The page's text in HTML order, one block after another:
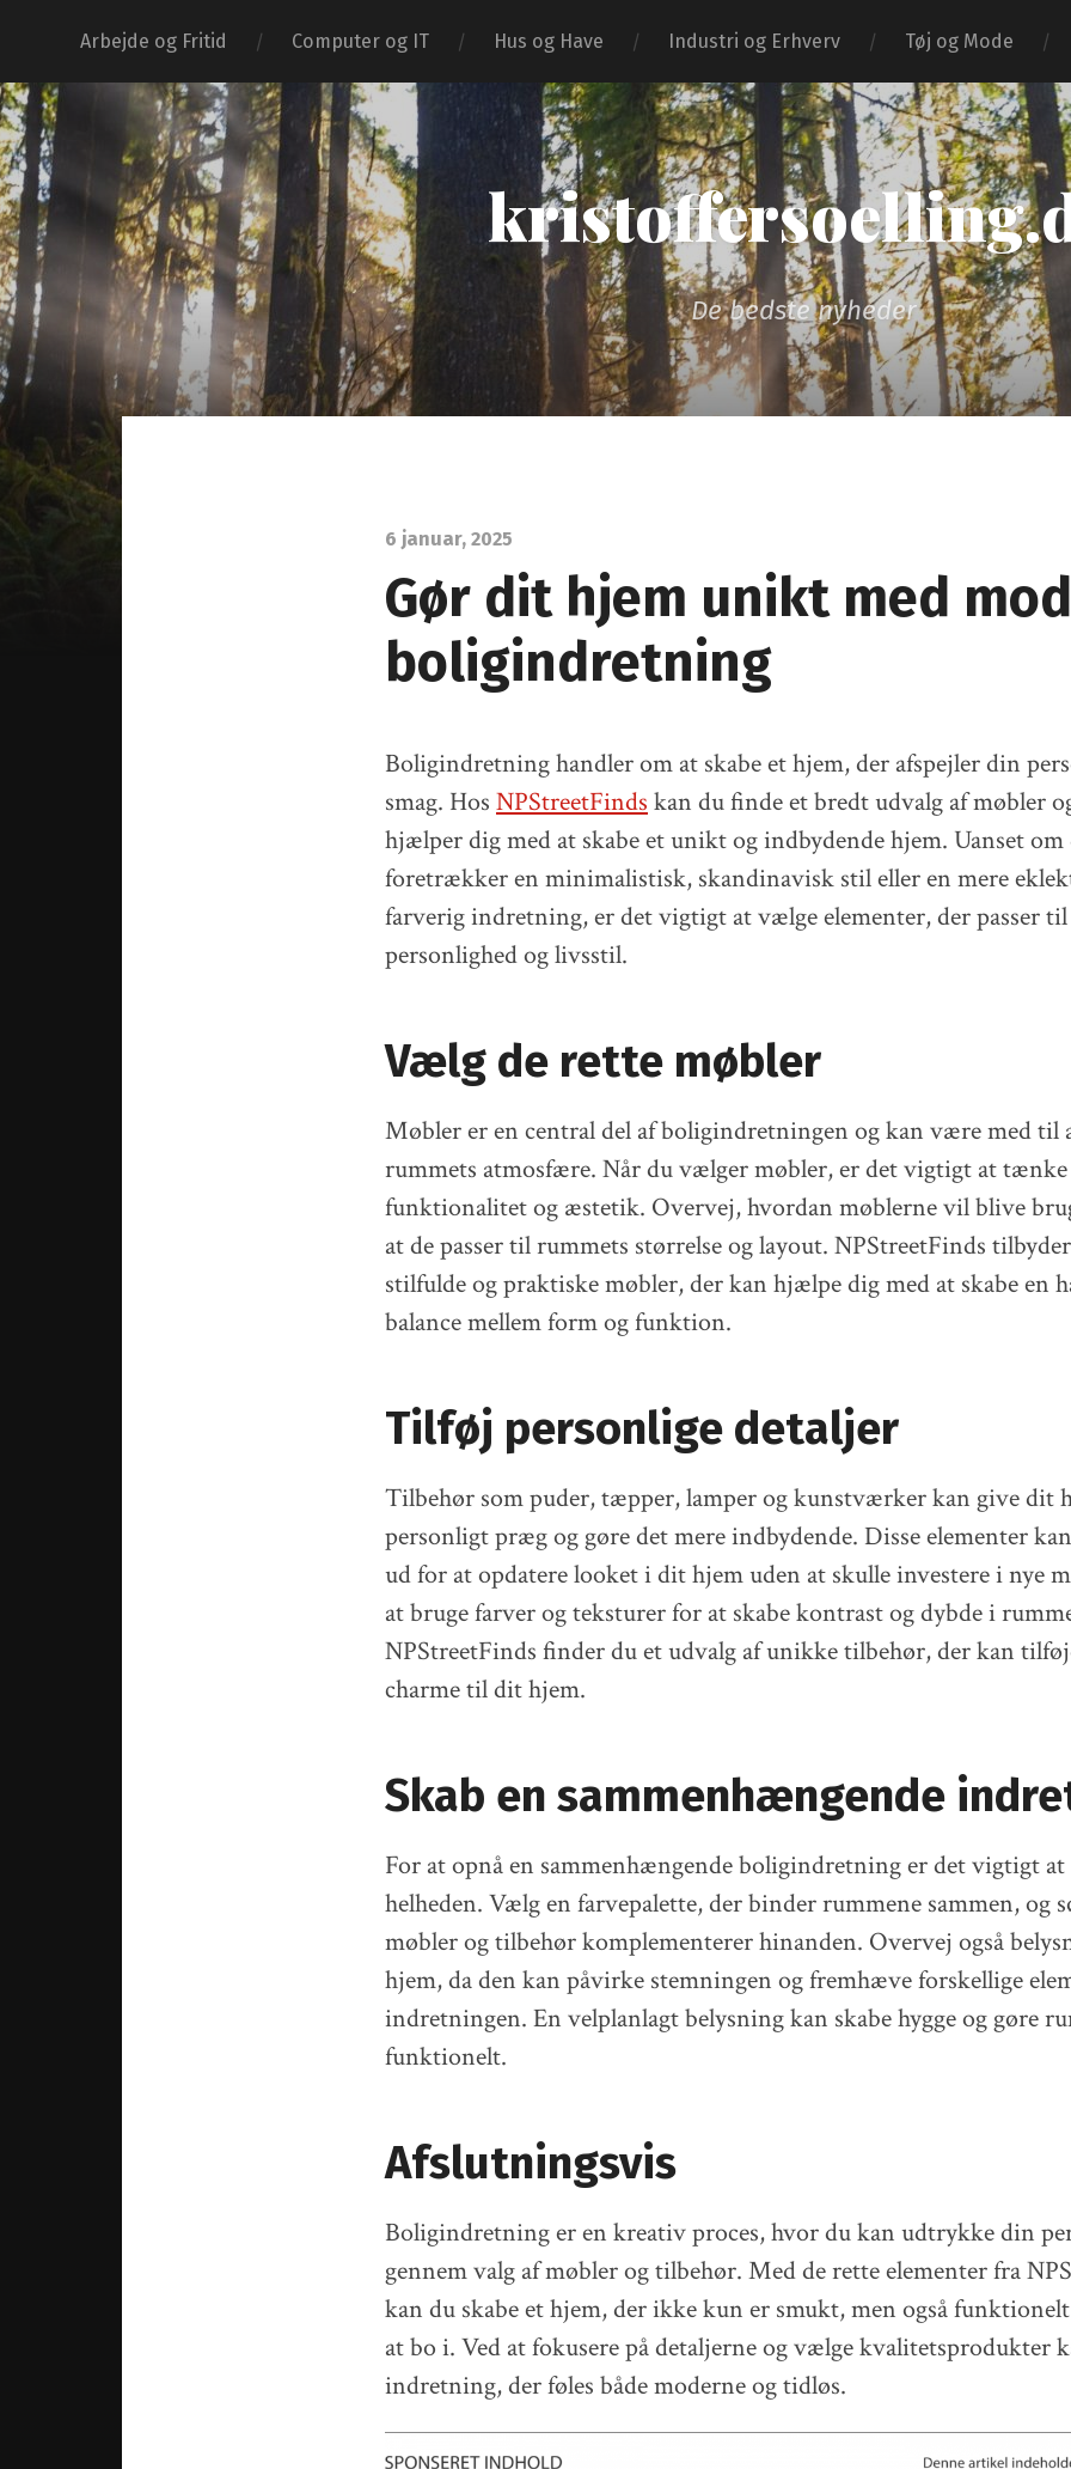
Arbejde og Fritid Computer og IT Hus og Have Industri og Erhverv Tøj og Mode
De bedste nyheder
6 januar, 2025
Gør dit hjem unikt med
boligindretning
Boligindretning handler om at skabe et hjem, der afspejler din
smag. Hos NPStreetFinds kan du finde et bredt udvalg af møbler
hjælper dig med at skabe et unikt og indbydende hjem. Uanset om
foretrækker en minimalistisk, skandinavisk stil eller en mere
farverig indretning, er det vigtigt at vælge elementer, der passer
personlighed og livsstil.
Vælg de rette møbler
Møbler er en central del af boligindretningen og kan være med til
rummets atmosfære. Når du vælger møbler, er det vigtigt at tænke
funktionalitet og æstetik. Overvej, hvordan møblerne vil blive
at de passer til rummets størrelse og layout. NPStreetFinds
stilfulde og praktiske møbler, der kan hjælpe dig med at skabe en
balance mellem form og funktion.
Tilføj personlige detaljer
Tilbehør som puder, tæpper, lamper og kunstværker kan give dit
personligt præg og gøre det mere indbydende. Disse elementer
ud for at opdatere looket i dit hjem uden at skulle investere i nye
at bruge farver og teksturer for at skabe kontrast og dybde i
NPStreetFinds finder du et udvalg af unikke tilbehør, der kan
charme til dit hjem.
Skab en sammenhængende
For at opnå en sammenhængende boligindretning er det vigtigt
helheden. Vælg en farvepalette, der binder rummene sammen, og
møbler og tilbehør komplementerer hinanden. Overvej også
hjem, da den kan påvirke stemningen og fremhæve forskellige
indretningen. En velplanlagt belysning kan skabe hygge og gøre
funktionelt.
Afslutningsvis
Boligindretning er en kreativ proces, hvor du kan udtrykke din
gennem valg af møbler og tilbehør. Med de rette elementer fra
kan du skabe et hjem, der ikke kun er smukt, men også
at bo i. Ved at fokusere på detaljerne og vælge kvalitetsprodukter
indretning, der føles både moderne og tidløs.